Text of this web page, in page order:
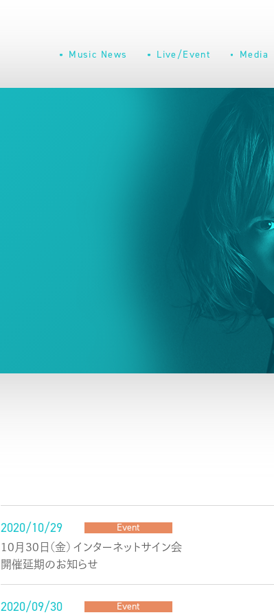
Music News Live/Event Media
2020/10/29 Event
10月30日(金) インターネットサイン会
開催延期のお知らせ
2020/09/30 Event